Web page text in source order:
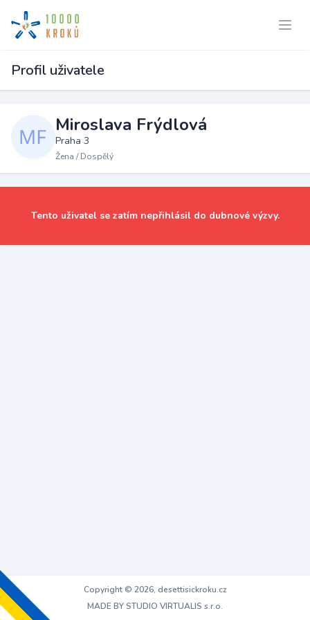
Profil uživatele
Miroslava Frýdlová
Praha 3
Žena / Dospělý
Tento uživatel se zatím nepřihlásil do dubnové výzvy.
Copyright © 2026, desettisickroku.cz
MADE BY STUDIO VIRTUALIS s.r.o.